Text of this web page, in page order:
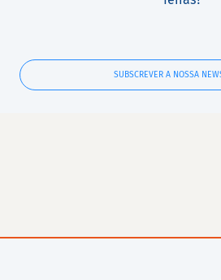
SUBSCREVER A NOSSA